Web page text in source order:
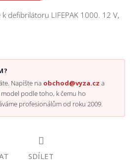
defibrilátoru LIFEPAK 1000. 12 V,
Napište na obchod@vyza.cz a
podle toho, k čemu ho
profesionálům od roku 2009.
SDÍLET